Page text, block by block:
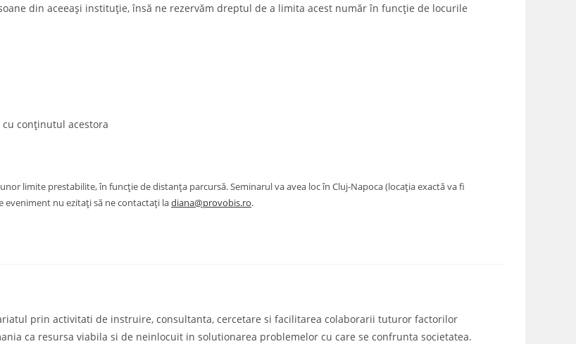
din aceeași instituție, însă ne rezervăm dreptul de a limita acest număr în funcție de locurile
conținutul acestora
limite prestabilite, în funcție de distanța parcursă. Seminarul va avea loc în Cluj-Napoca (locația exactă va fi
eveniment nu ezitați să ne contactați ladiana@provobis.ro.
prin activitati de instruire, consultanta, cercetare si facilitarea colaborarii tuturor factorilor
ca resursa viabila si de neinlocuit in solutionarea problemelor cu care se confrunta societatea.